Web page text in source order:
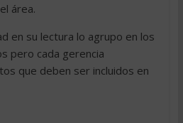
área.
en su lectura lo agrupo en los
pero cada gerencia
que deben ser incluidos en